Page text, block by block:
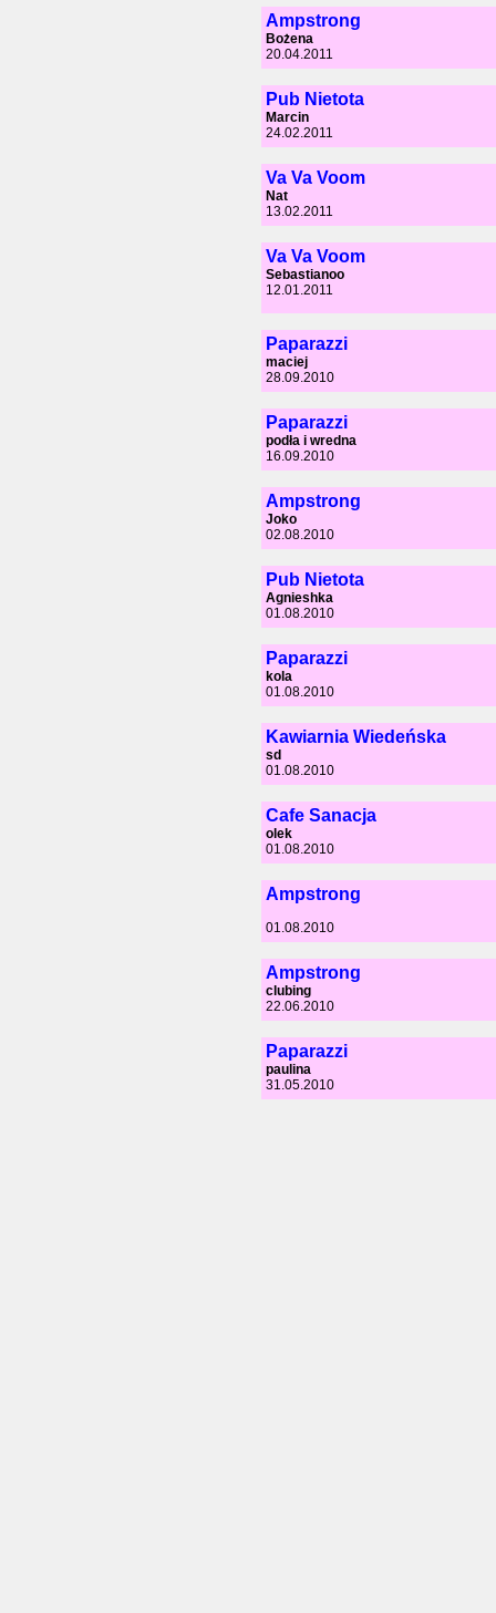
Ampstrong
Bożena
20.04.2011
Pub Nietota
Marcin
24.02.2011
Va Va Voom
Nat
13.02.2011
Va Va Voom
Sebastianoo
12.01.2011
Paparazzi
maciej
28.09.2010
Paparazzi
podła i wredna
16.09.2010
Ampstrong
Joko
02.08.2010
Pub Nietota
Agnieshka
01.08.2010
Paparazzi
kola
01.08.2010
Kawiarnia Wiedeńska
sd
01.08.2010
Cafe Sanacja
olek
01.08.2010
Ampstrong
01.08.2010
Ampstrong
clubing
22.06.2010
Paparazzi
paulina
31.05.2010